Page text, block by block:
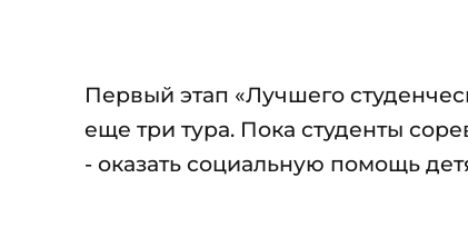
Первый этап «Лучшего
еще три тура. Пока студенты
- оказать социальную помощь